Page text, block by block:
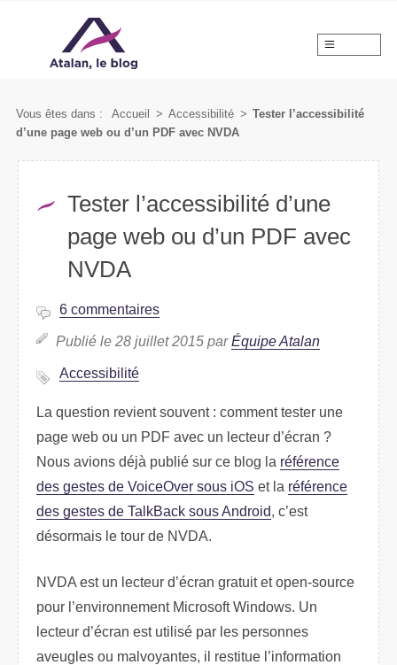
Vous êtes dans : Accueil > Accessibilité > Tester l’accessibilité
d’une page web ou d’un PDF avec NVDA
Tester l’accessibilité d’une
page web ou d’un PDF avec
NVDA
6 commentaires
Publié le 28 juillet 2015 parÉquipe Atalan
Accessibilité
La question revient souvent : comment tester une
page web ou un PDF avec un lecteur d’écran ?
Nous avions déjà publié sur ce blog la référence
des gestes de VoiceOver sous iOS et la référence
des gestes de TalkBack sous Android, c’est
désormais le tour de NVDA.
NVDA est un lecteur d’écran gratuit et open-source
pour l’environnement Microsoft Windows. Un
lecteur d’écran est utilisé par les personnes
aveugles ou malvoyantes, il restitue l’information